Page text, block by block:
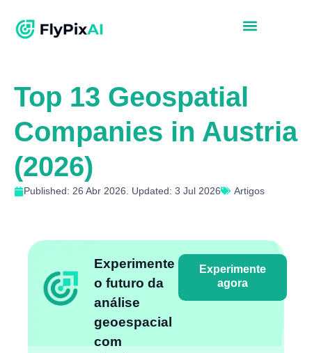
Top 13 Geospatial
Companies in Austria
(2026)
Published: 26 Abr 2026. Updated: 3 Jul 2026 Artigos
Experimente
o futuro da
análise
geoespacial
com
Experimente
agora